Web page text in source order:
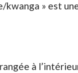
kwanga » est
à